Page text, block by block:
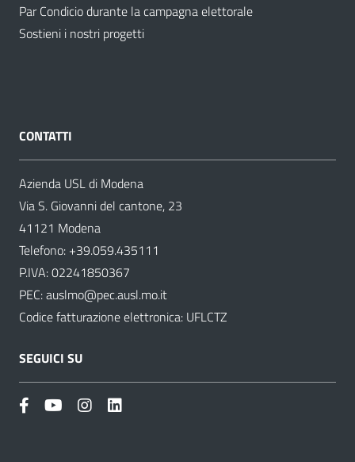
Par Condicio durante la campagna elettorale
Sostieni i nostri progetti
CONTATTI
Azienda USL di Modena
Via S. Giovanni del cantone, 23
41121 Modena
Telefono: +39.059.435111
P.IVA: 02241850367
PEC:auslmo@pec.ausl.mo.it
Codice fatturazione elettronica: UFLCTZ
SEGUICI SU